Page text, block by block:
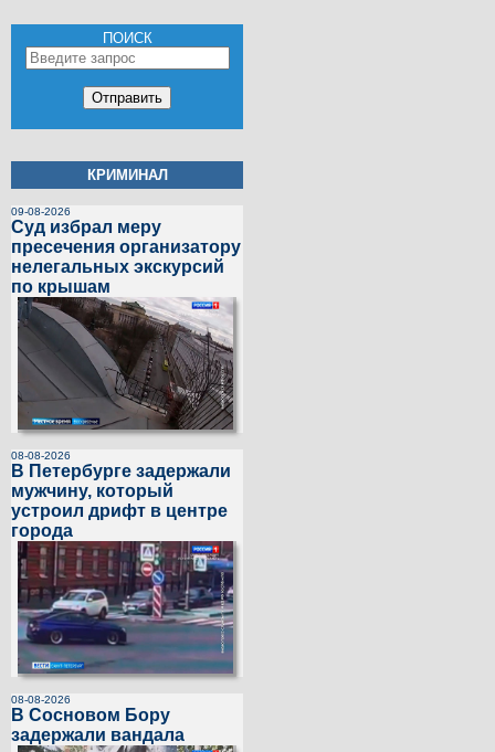
ПОИСК
КРИМИНАЛ
09-08-2026
Суд избрал меру
пресечения организатору
нелегальных экскурсий
по крышам
08-08-2026
В Петербурге задержали
мужчину, который
устроил дрифт в центре
города
08-08-2026
В Сосновом Бору
задержали вандала